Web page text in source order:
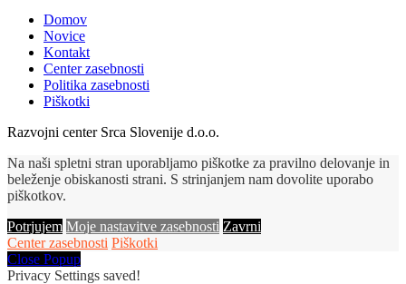
Domov
Novice
Kontakt
Center zasebnosti
Politika zasebnosti
Piškotki
Razvojni center Srca Slovenije d.o.o.
Na naši spletni stran uporabljamo piškotke za pravilno delovanje in
beleženje obiskanosti strani. S strinjanjem nam dovolite uporabo
piškotkov.
Potrjujem Moje nastavitve zasebnosti Zavrni
Center zasebnosti Piškotki
Close Popup
Privacy Settings saved!